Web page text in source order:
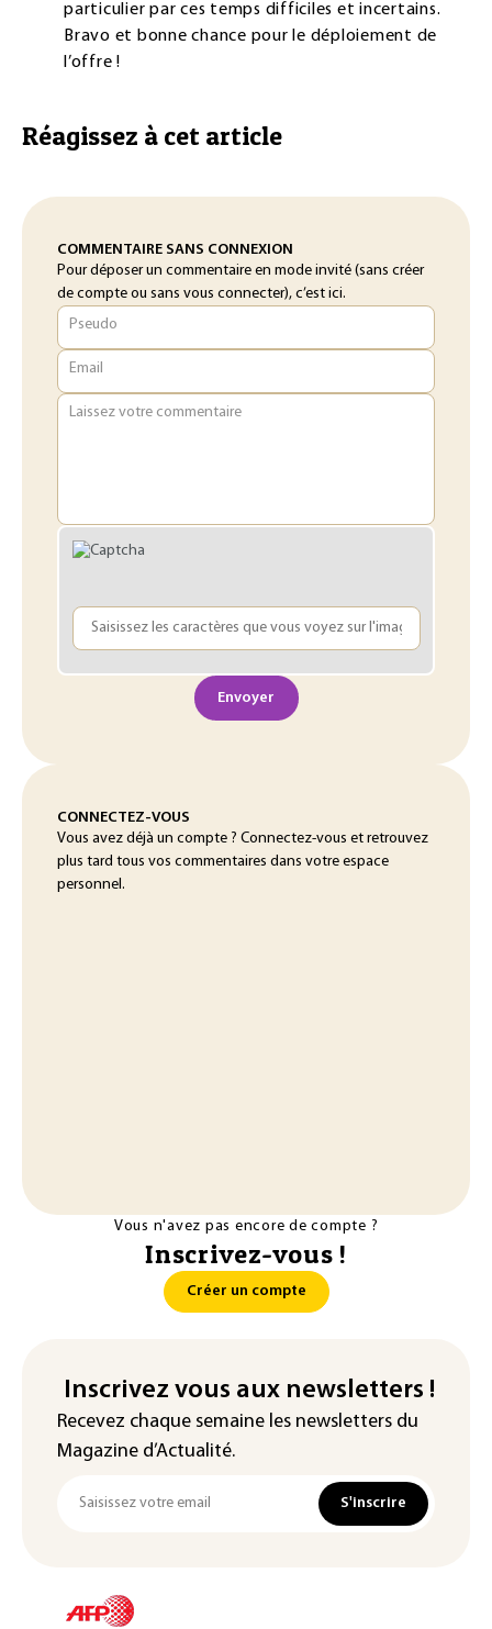
particulier par ces temps difficiles et incertains.
Bravo et bonne chance pour le déploiement de
l’offre !
Réagissez à cet article
COMMENTAIRE SANS CONNEXION
Pour déposer un commentaire en mode invité (sans créer
de compte ou sans vous connecter), c’est ici.
Pseudo
Email
Laissez votre commentaire
Envoyer
CONNECTEZ-VOUS
Vous avez déjà un compte ? Connectez-vous et retrouvez
plus tard tous vos commentaires dans votre espace
personnel.
Vous n'avez pas encore de compte ?
Inscrivez-vous !
Créer un compte
Inscrivez vous aux newsletters !
Recevez chaque semaine les newsletters du
Magazine d’Actualité.
S'inscrire